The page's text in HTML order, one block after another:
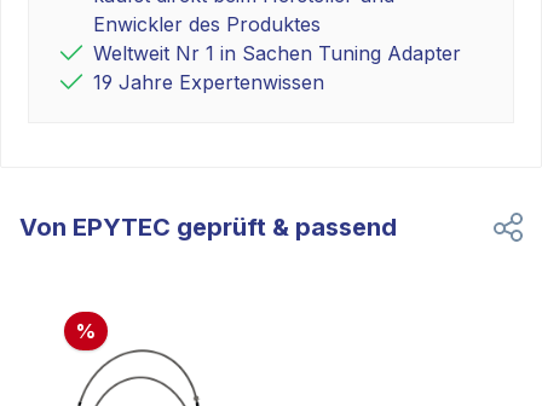
Enwickler des Produktes
Weltweit Nr 1 in Sachen Tuning Adapter
19 Jahre Expertenwissen
Von EPYTEC geprüft & passend
%